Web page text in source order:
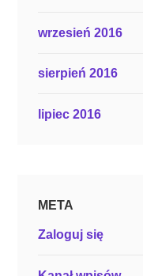
wrzesień 2016
sierpień 2016
lipiec 2016
META
Zaloguj się